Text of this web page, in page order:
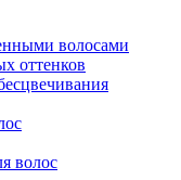
волосами
оттенков
волос